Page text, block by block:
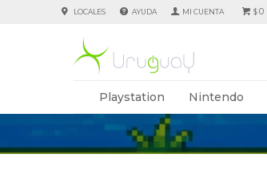
Playstation Nintendo
$0
LOCALES AYUDA